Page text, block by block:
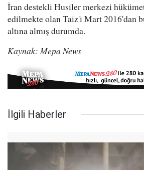
İran destekli Husiler merkezi
edilmekte olan Taiz'i Mart 2016'dan
altına almış durumda.
Kaynak: Mepa News
İlgili Haberler